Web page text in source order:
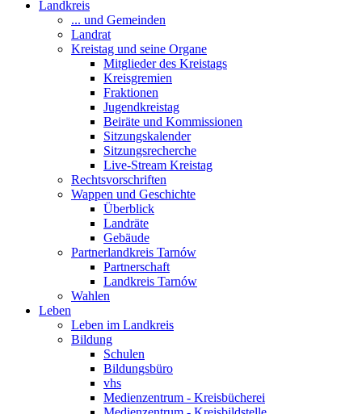
Landkreis
... und Gemeinden
Landrat
Kreistag und seine Organe
Mitglieder des Kreistags
Kreisgremien
Fraktionen
Jugendkreistag
Beiräte und Kommissionen
Sitzungskalender
Sitzungsrecherche
Live-Stream Kreistag
Rechtsvorschriften
Wappen und Geschichte
Überblick
Landräte
Gebäude
Partnerlandkreis Tarnów
Partnerschaft
Landkreis Tarnów
Wahlen
Leben
Leben im Landkreis
Bildung
Schulen
Bildungsbüro
vhs
Medienzentrum - Kreisbücherei